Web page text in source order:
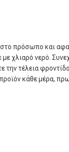
πρόσωπο και
χλιαρό νερό.
την τέλεια
κάθε μέρα,